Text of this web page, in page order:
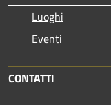
Luoghi
Eventi
CONTATTI